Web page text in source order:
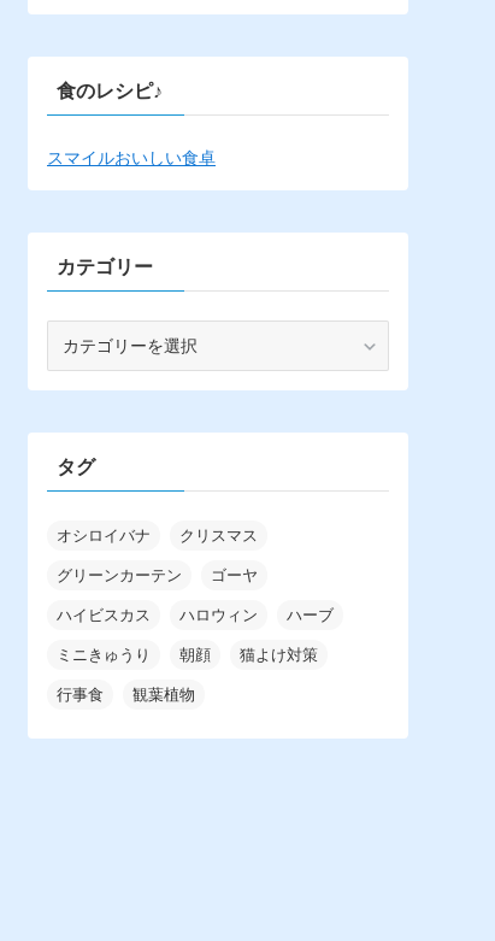
食のレシピ♪
スマイルおいしい食卓
カテゴリー
ー
タグ
オシロイバナ クリスマス
グリーンカーテン ゴーヤ
ハイビスカス ハロウィン ハーブ
ミニきゅうり 朝顔 猫よけ対策
行事食 観葉植物